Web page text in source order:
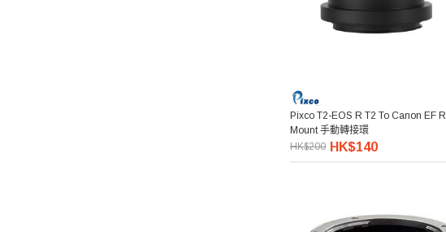
Pixco T2-EOS R T2 To Canon EF R
Mount 手動轉接環
HK$200 HK$140